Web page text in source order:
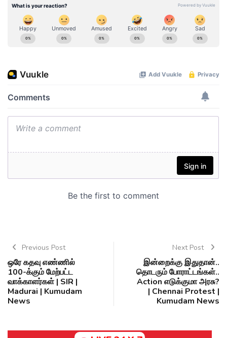
Previous Post
ஒரே கதவு எண்ணில்
100-க்கும் மேற்பட்ட
வாக்காளர்கள் | SIR |
Madurai | Kumudam
News
Next Post
இன்றைக்கு இதுதான்..
தொடரும் போராட்டங்கள்..
Action எடுக்குமா அரசு?
| Chennai Protest |
Kumudam News